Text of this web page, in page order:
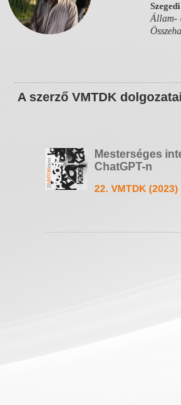
Állam-
A szerző VMTDK
Mesterséges
ChatGPT-n
22. VMTDK (2023)